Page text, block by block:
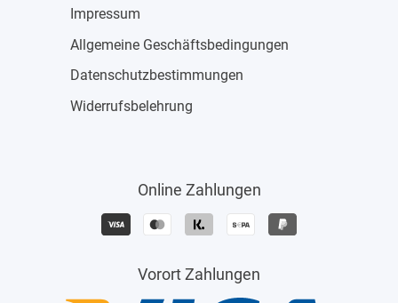
Impressum
Allgemeine Geschäftsbedingungen
Datenschutzbestimmungen
Widerrufsbelehrung
Online Zahlungen
Vorort Zahlungen